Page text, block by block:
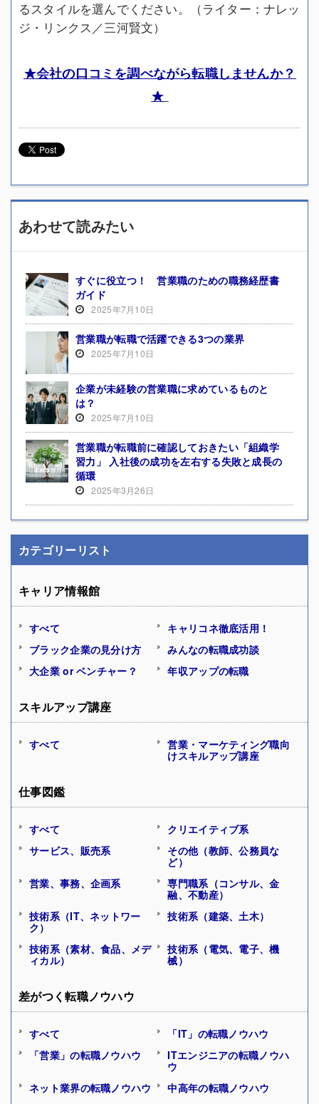
るスタイルを選んでください。（ライター：ナレッ
ジ・リンクス／三河賢文）
★会社の口コミを調べながら転職しませんか？
★
あわせて読みたい
すぐに役立つ！ 営業職のための職務経歴書
ガイド
2025年7月10日
営業職が転職で活躍できる3つの業界
2025年7月10日
企業が未経験の営業職に求めているものと
は？
2025年7月10日
営業職が転職前に確認しておきたい「組織学
習力」 入社後の成功を左右する失敗と成長の
循環
2025年3月26日
カテゴリーリスト
キャリア情報館
すべて
キャリコネ徹底活用！
ブラック企業の見分け方
みんなの転職成功談
大企業 or ベンチャー？
年収アップの転職
スキルアップ講座
すべて
営業・マーケティング職向
けスキルアップ講座
仕事図鑑
すべて
クリエイティブ系
サービス、販売系
その他（教師、公務員な
ど）
営業、事務、企画系
専門職系（コンサル、金
融、不動産）
技術系（IT、ネットワー
ク）
技術系（建築、土木）
技術系（素材、食品、メデ
ィカル）
技術系（電気、電子、機
械）
差がつく転職ノウハウ
すべて
「IT」の転職ノウハウ
「営業」の転職ノウハウ
ITエンジニアの転職ノウハ
ウ
ネット業界の転職ノウハウ
中高年の転職ノウハウ